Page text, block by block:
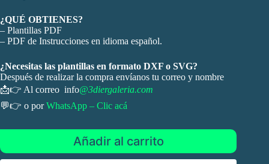
¿QUÉ OBTIENES?
– Plantillas PDF
– PDF de Instrucciones en idioma español.
¿Necesitas las plantillas en formato DXF o SVG?
Después de realizar la compra envíanos tu correo y nombre
📩👉 Al correo info@3diergaleria.com
💬👉 o porWhatsApp – Clic acá
Añadir al carrito